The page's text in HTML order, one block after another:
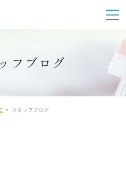
フブログ
スタッフブログ